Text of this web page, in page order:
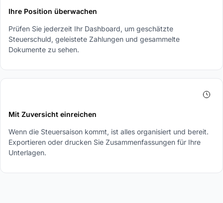
Ihre Position überwachen
Prüfen Sie jederzeit Ihr Dashboard, um geschätzte
Steuerschuld, geleistete Zahlungen und gesammelte
Dokumente zu sehen.
Mit Zuversicht einreichen
Wenn die Steuersaison kommt, ist alles organisiert und bereit.
Exportieren oder drucken Sie Zusammenfassungen für Ihre
Unterlagen.